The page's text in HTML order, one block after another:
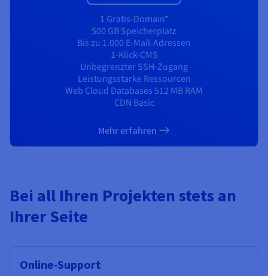
1 Gratis-Domain*
500 GB Speicherplatz
Bis zu 1.000 E-Mail-Adressen
1-Klick-CMS
Unbegrenzter SSH-Zugang
Leistungsstarke Ressourcen
Web Cloud Databases 512 MB RAM
CDN Basic
Mehr erfahren
Bei all Ihren Projekten stets an
Ihrer Seite
Online-Support